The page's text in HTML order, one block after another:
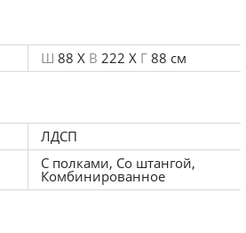
Ш 88 X В 222 X Г 88 см
ЛДСП
С полками, Со штангой,
Комбинированное